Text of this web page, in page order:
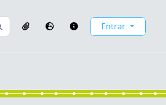
Busque na página de navegação
ClipboardIdioma Atalhos Entrar